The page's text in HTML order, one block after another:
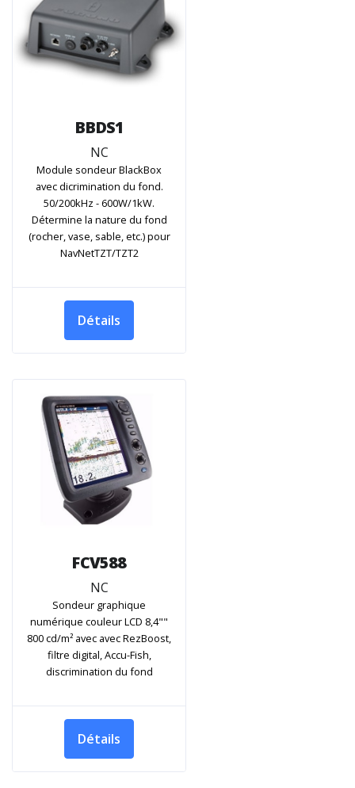
BBDS1
NC
Module sondeur BlackBox
avec dicrimination du fond.
50/200kHz - 600W/1kW.
Détermine la nature du fond
(rocher, vase, sable, etc.) pour
NavNetTZT/TZT2
Détails
FCV588
NC
Sondeur graphique
numérique couleur LCD 8,4""
800 cd/m² avec avec RezBoost,
filtre digital, Accu-Fish,
discrimination du fond
Détails